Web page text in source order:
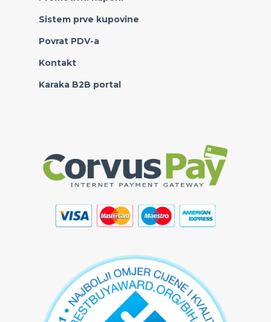
Sistem prve kupovine
Povrat PDV-a
Kontakt
Karaka B2B portal